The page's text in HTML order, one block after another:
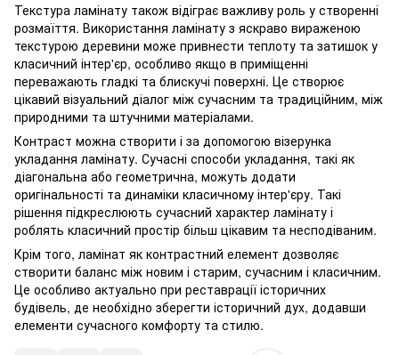
Текстура ламінату також відіграє важливу роль у створенні
розмаїття. Використання ламінату з яскраво вираженою
текстурою деревини може привнести теплоту та затишок у
класичний інтер'єр, особливо якщо в приміщенні
переважають гладкі та блискучі поверхні. Це створює
цікавий візуальний діалог між сучасним та традиційним, між
природними та штучними матеріалами.
Контраст можна створити і за допомогою візерунка
укладання ламінату. Сучасні способи укладання, такі як
діагональна або геометрична, можуть додати
оригінальності та динаміки класичному інтер'єру. Такі
рішення підкреслюють сучасний характер ламінату і
роблять класичний простір більш цікавим та несподіваним.
Крім того, ламінат як контрастний елемент дозволяє
створити баланс між новим і старим, сучасним і класичним.
Це особливо актуально при реставрації історичних
будівель, де необхідно зберегти історичний дух, додавши
елементи сучасного комфорту та стилю.